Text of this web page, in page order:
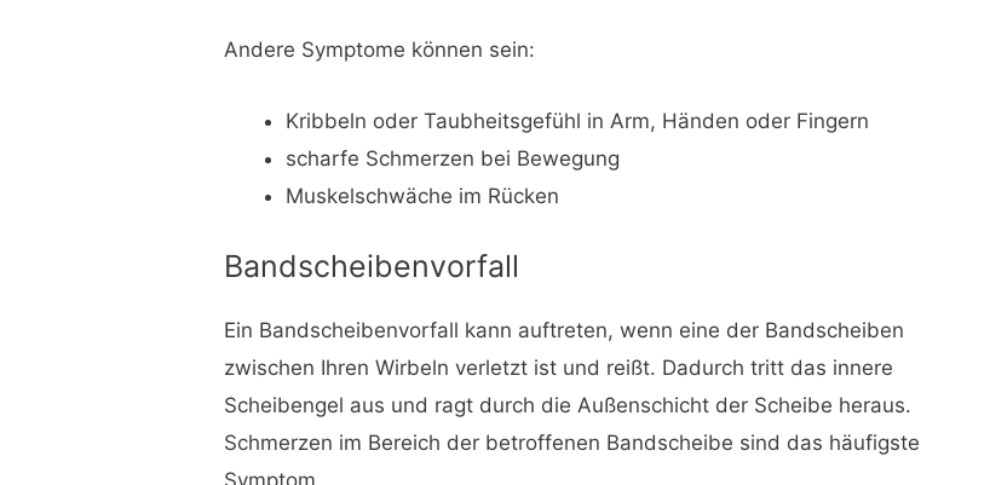
Andere Symptome können sein:
Kribbeln oder Taubheitsgefühl in Arm, Händen oder Fingern
scharfe Schmerzen bei Bewegung
Muskelschwäche im Rücken
Bandscheibenvorfall
Ein Bandscheibenvorfall kann auftreten, wenn eine der Bandscheiben
zwischen Ihren Wirbeln verletzt ist und reißt. Dadurch tritt das innere
Scheibengel aus und ragt durch die Außenschicht der Scheibe heraus.
Schmerzen im Bereich der betroffenen Bandscheibe sind das häufigste